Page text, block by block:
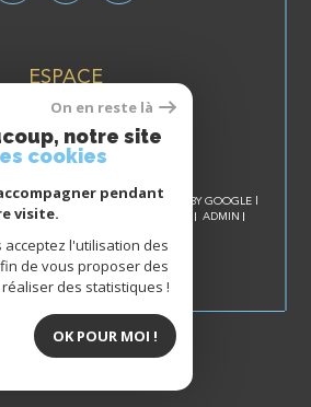
ESPACE
propriétaire
Se connecter
| TRADUCTION POWERED BY GOOGLE |
PLAN DU SITE
ADMIN
On en reste là
notre site
cookies
pendant
visite.
l'utilisation des
de vous proposer des
des statistiques !
OK POUR MOI !